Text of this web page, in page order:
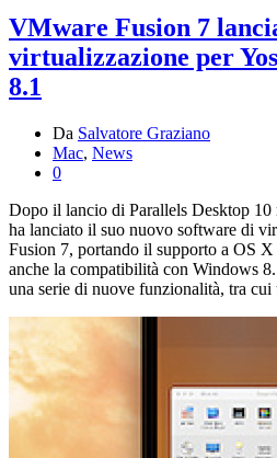
VMware Fusion 7
virtualizzazione per
8.1
Da Salvatore Graziano
Mac, News
0
Dopo il lancio di Parallels Desktop
ha lanciato il suo nuovo software di
Fusion 7, portando il supporto a OS
anche la compatibilità con Windows
una serie di nuove funzionalità, tra cui